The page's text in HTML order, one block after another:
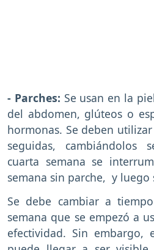
- Parches: Se usan en la
del abdomen, glúteos o
hormonas. Se deben
seguidas, cambiándolos
cuarta semana se
semana sin parche, y luego
Se debe cambiar a
semana que se empezó a
efectividad. Sin embargo,